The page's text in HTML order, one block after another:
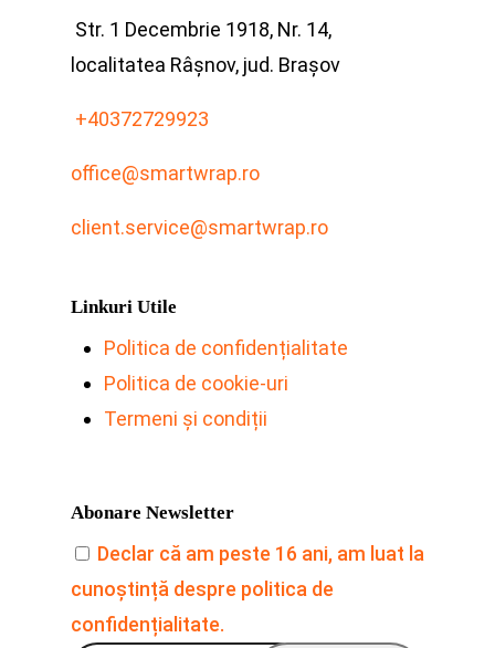
Str. 1 Decembrie 1918, Nr. 14,
localitatea Râșnov, jud. Brașov
+40372729923
office@smartwrap.ro
client.service@smartwrap.ro
Linkuri Utile
Politica de confidențialitate
Politica de cookie-uri
Termeni și condiții
Abonare Newsletter
Declar că am peste 16 ani, am luat la
cunoștință despre politica de
confidențialitate.